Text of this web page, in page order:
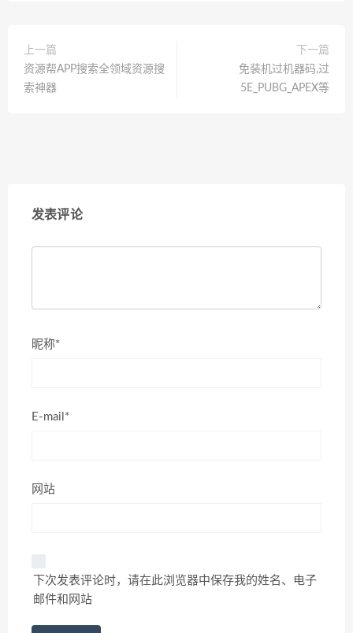
上一篇
资源帮APP搜索全领域资源搜
索神器
下一篇
免装机过机器码,过
5E_PUBG_APEX等
发表评论
昵称*
E-mail*
网站
下次发表评论时，请在此浏览器中保存我的姓名、电子
邮件和网站